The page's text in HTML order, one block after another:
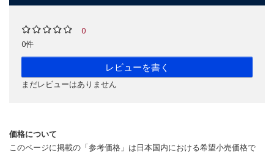
0
0件
レビューを書く
まだレビューはありません
価格について
このページに掲載の「参考価格」は日本国内における希望小売価格で